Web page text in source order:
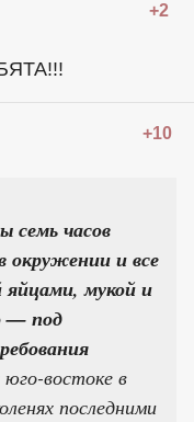
+2
+10
семь часов
окружении и все
яйцами, мукой и
— под
юго-востоке в
последними